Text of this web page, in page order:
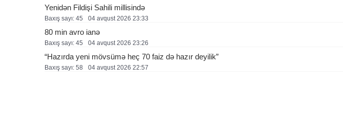
Yenidən Fildişi Sahili millisində
Baxış sayı: 45 04 avqust 2026 23:33
80 min avro ianə
Baxış sayı: 45 04 avqust 2026 23:26
“Hazırda yeni mövsümə heç 70 faiz də hazır deyilik”
Baxış sayı: 58 04 avqust 2026 22:57